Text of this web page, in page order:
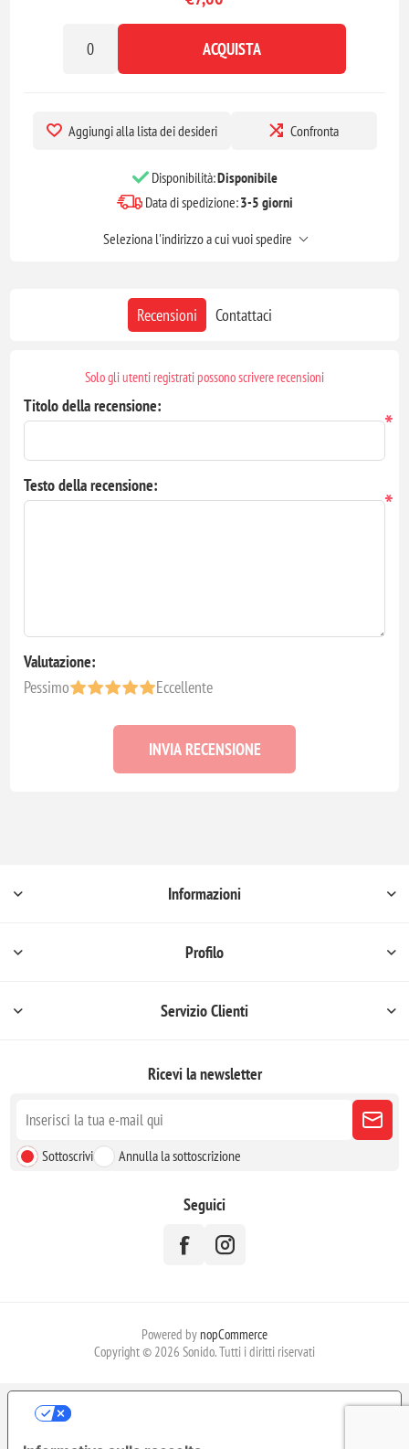
ACQUISTA
Aggiungi alla lista dei desideri Confronta
Disponibilità:Disponibile
Data di spedizione:3-5 giorni
Seleziona l'indirizzo a cui vuoi spedire
Recensioni Contattaci
Solo gli utenti registrati possono scrivere recensioni
Titolo della recensione:
*
Testo della recensione:
*
Valutazione:
Pessimo
Eccellente
INVIA RECENSIONE
Informazioni
Profilo
Servizio Clienti
Ricevi la newsletter
Sottoscrivi Annulla la sottoscrizione
Seguici
Powered by nopCommerce
Copyright © 2026 Sonido. Tutti i diritti riservati
LE TUE PREFERENZE RELATIVE ALLA